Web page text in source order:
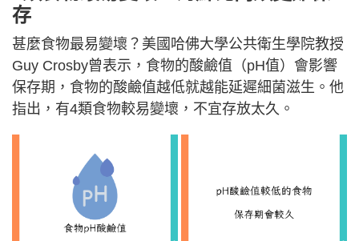
存
甚麼食物最易變壞？美國哈佛大學公共衛生學院教授
Guy Crosby曾表示，食物的酸鹼值（pH值）會影響
保存期，食物的酸鹼值越低就越能延遲細菌滋生。他
指出，有4類食物較易變壞，不宜存放太久。